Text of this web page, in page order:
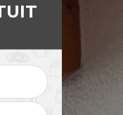
Réparation et
changement de
et faîtage 71